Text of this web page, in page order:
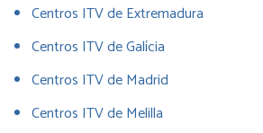
Centros ITV de Extremadura
Centros ITV de Galícia
Centros ITV de Madrid
Centros ITV de Melilla